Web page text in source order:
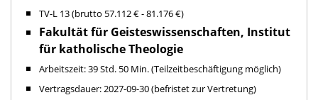
TV-L 13 (brutto 57.112 € - 81.176 €)
Fakultät für Geisteswissenschaften, Institut
für katholische Theologie
Arbeitszeit: 39 Std. 50 Min. (Teilzeitbeschäftigung möglich)
Vertragsdauer: 2027-09-30 (befristet zur Vertretung)